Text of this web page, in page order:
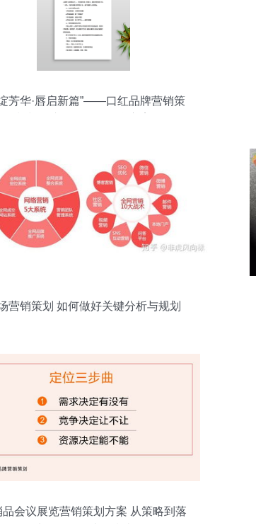
芳华·唇启新篇”——口红品牌营销策
营销策划 如何做好关键分析与规划
品会议展览营销策划方案 从策略到落